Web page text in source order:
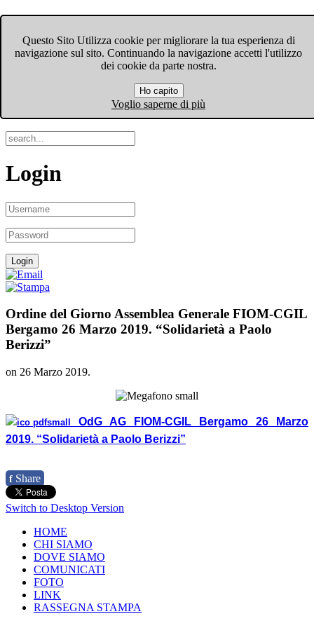
Questo Sito Utilizza cookie per migliorare la tua esperienza di
navigazione sul sito. Continuando la navigazione accetti l'utilizzo
dei cookie da parte nostra.
Ho capito
Voglio saperne di più
Menu
Login
Ordine del Giorno Assemblea Generale FIOM-CGIL
Bergamo 26 Marzo 2019. “Solidarietà a Paolo
Berizzi”
on 26 Marzo 2019.
OdG AG FIOM-CGIL Bergamo 26 Marzo
2019. “Solidarietà a Paolo Berizzi”
f Share
Switch to Desktop Version
HOME
CHI SIAMO
DOVE SIAMO
COMUNICATI
FOTO
LINK
RASSEGNA STAMPA